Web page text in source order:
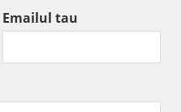
Emailul tau